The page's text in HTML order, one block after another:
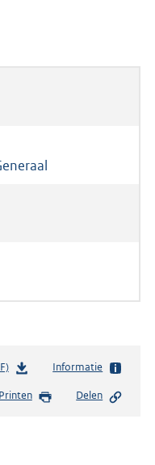
b
s
Informatie
Printen Delen